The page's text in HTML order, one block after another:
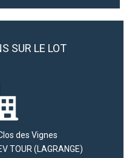
SUR LE LOT
des Vignes
TOUR (LAGRANGE)